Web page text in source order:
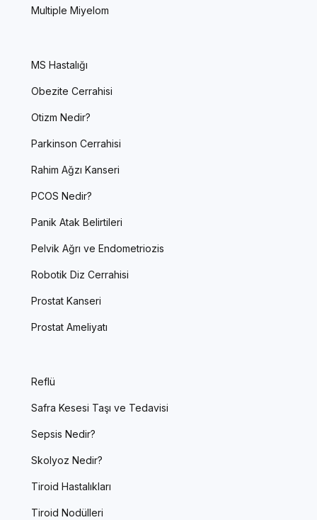
Multiple Miyelom
MS Hastalığı
Obezite Cerrahisi
Otizm Nedir?
Parkinson Cerrahisi
Rahim Ağzı Kanseri
PCOS Nedir?
Panik Atak Belirtileri
Pelvik Ağrı ve Endometriozis
Robotik Diz Cerrahisi
Prostat Kanseri
Prostat Ameliyatı
Reflü
Safra Kesesi Taşı ve Tedavisi
Sepsis Nedir?
Skolyoz Nedir?
Tiroid Hastalıkları
Tiroid Nodülleri